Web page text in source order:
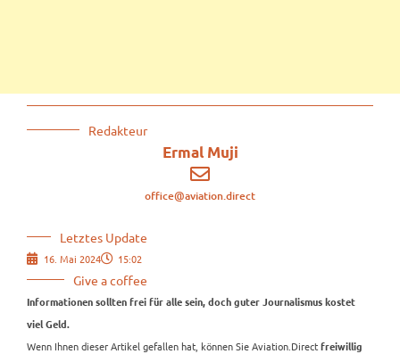
Redakteur
Ermal Muji
office@aviation.direct
Letztes Update
16. Mai 2024 15:02
Give a coffee
Informationen sollten frei für alle sein, doch guter Journalismus kostet
viel Geld.
Wenn Ihnen dieser Artikel gefallen hat, können Sie Aviation.Direct freiwillig